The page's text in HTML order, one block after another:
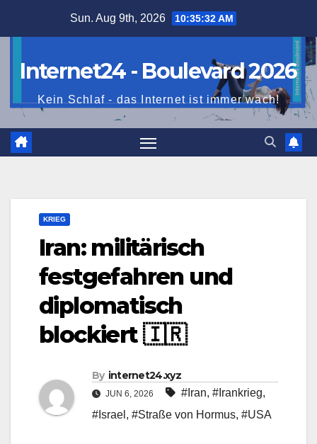
Sun. Aug 9th, 2026 10:35:34 AM
Internet24 - Boulevard 2026
Kein Schlaf - das Internet ist immer wach!
KRIEG
Iran: militärisch
festgefahren und
diplomatisch
blockiert 🇮🇷
By internet24.xyz
JUN 6, 2026 #Iran, #Irankrieg,
#Israel , #Straße von Hormus, #USA